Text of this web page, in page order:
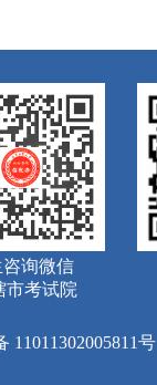
询微信
市考试院
11011302005811号